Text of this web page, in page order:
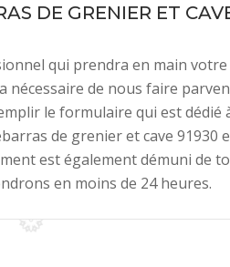
DE GRENIER ET
qui prendra en main
de nous faire
le formulaire qui est dédié
de grenier et cave 91930
est également démuni de
en moins de 24 heures.